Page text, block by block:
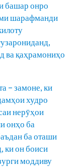
башар онро
шарафманди
ва қаҳрамониҳо
– замоне, ки
худро
нерӯҳои
онҳо ба
ба оташи
ки он боиси
моддиву